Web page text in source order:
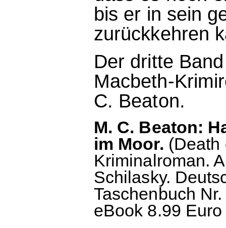
bis er in sein
zurückkehren
Der dritte
Macbeth-
C. Beaton.
M. C. Beaton:
im Moor. (Death
Kriminalroman.
Schilasky.
Taschenbuch
eBook 8.99